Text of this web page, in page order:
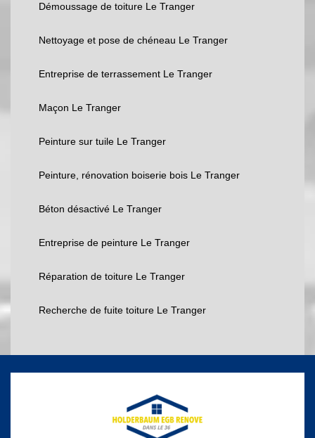
Démoussage de toiture Le Tranger
Nettoyage et pose de chéneau Le Tranger
Entreprise de terrassement Le Tranger
Maçon Le Tranger
Peinture sur tuile Le Tranger
Peinture, rénovation boiserie bois Le Tranger
Béton désactivé Le Tranger
Entreprise de peinture Le Tranger
Réparation de toiture Le Tranger
Recherche de fuite toiture Le Tranger